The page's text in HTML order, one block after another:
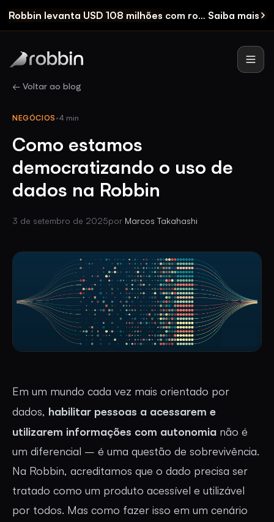
Robbin levanta USD 108 milhões com rodada Seed e FIDC Saiba mais
Robbin
← Voltar ao blog
NEGÓCIOS·4 min
Como estamos
democratizando o uso de
dados na Robbin
3 de setembro de 2025por Marcos Takahashi
Em um mundo cada vez mais orientado por
dados, habilitar pessoas a acessarem e
utilizarem informações com autonomia não é
um diferencial – é uma questão de sobrevivência.
Na Robbin, acreditamos que o dado precisa ser
tratado como um produto acessível e utilizável
por todos. Mas como fazer isso em um cenário